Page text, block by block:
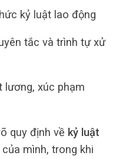
kỷ luật lao động
tắc và trình tự xử
lương, xúc phạm
quy định về kỷ luật
mình, trong khi